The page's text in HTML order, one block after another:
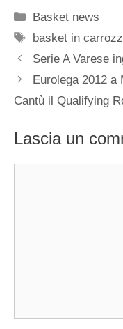
Categorie
Basket news
Tag
basket in
Serie A Varese
Eurolega 2012 a
Cantù il Qualifying
Lascia un